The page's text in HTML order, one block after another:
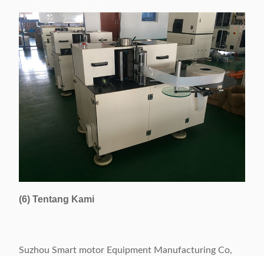
(6) Tentang Kami
Suzhou Smart motor Equipment Manufacturing Co,